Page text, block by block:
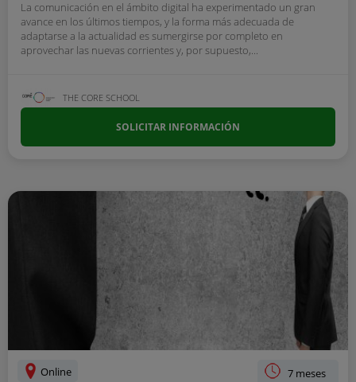
La comunicación en el ámbito digital ha experimentado un gran
avance en los últimos tiempos, y la forma más adecuada de
adaptarse a la actualidad es sumergirse por completo en
aprovechar las nuevas corrientes y, por supuesto,...
THE CORE SCHOOL
SOLICITAR INFORMACIÓN
Online 7 meses